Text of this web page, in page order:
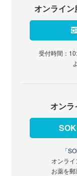
オンライ
受付時間：
オン
「
オンラ
お薬を